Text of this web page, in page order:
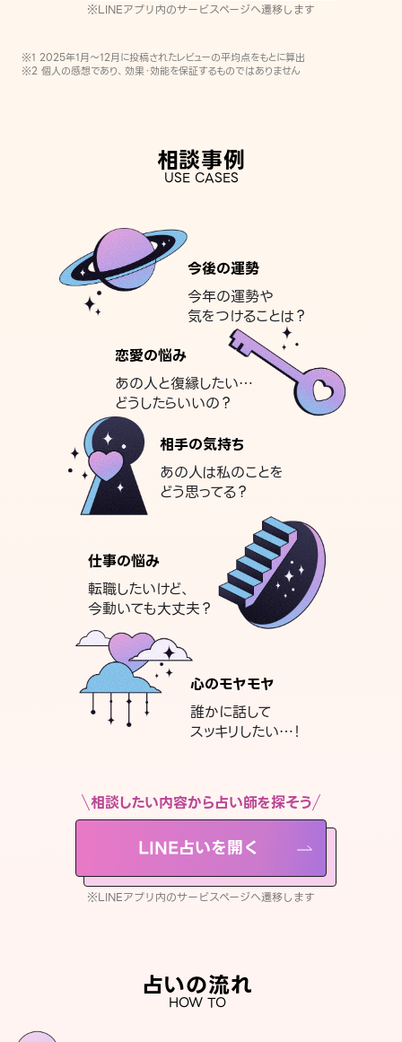
※LINEアプリ内のサービスページへ遷移します
※1 2025年1月〜12月に投稿されたレビューの平均点をもとに算出
※2 個人の感想であり、効果・効能を保証するものではありません
相談事例
USE CASES
今後の運勢
今年の運勢や
気をつけることは？
恋愛の悩み
あの人と復縁したい…
どうしたらいいの？
相手の気持ち
あの人は私のことを
どう思ってる？
仕事の悩み
転職したいけど、
今動いても大丈夫？
心のモヤモヤ
誰かに話して
スッキリしたい…！
相談したい内容から占い師を探そう
LINE占いを開く
※LINEアプリ内のサービスページへ遷移します
占いの流れ
HOW TO